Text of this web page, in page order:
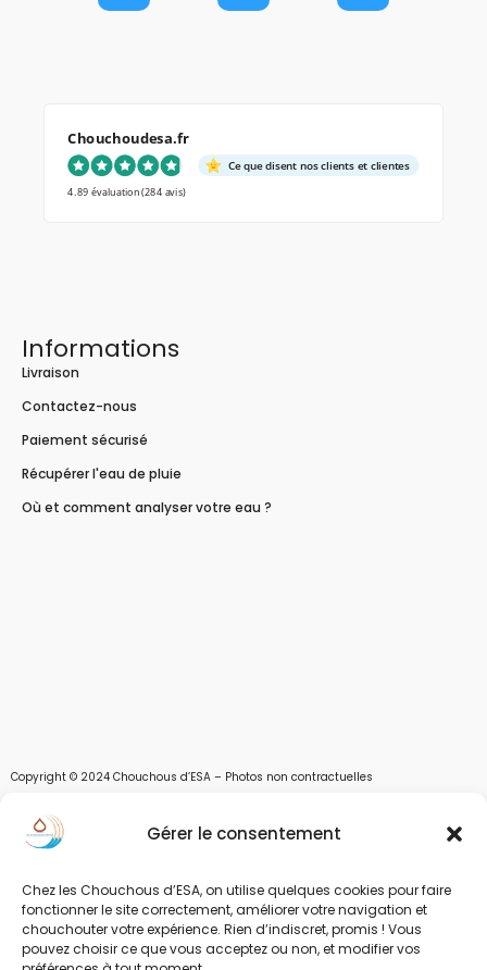
Gérer le consentement
Chez les Chouchous d’ESA, on utilise quelques cookies pour faire
fonctionner le site correctement, améliorer votre navigation et
chouchouter votre expérience. Rien d’indiscret, promis ! Vous
pouvez choisir ce que vous acceptez ou non, et modifier vos
Chouchoudesa.fr
Ce que disent nos clients et clientes
4.89 évaluation(284 avis)
Informations
Livraison
Contactez-nous
Paiement sécurisé
Récupérer l'eau de pluie
Où et comment analyser votre eau ?
Copyright © 2024 Chouchous d’ESA – Photos non contractuelles
Les chouchous d’Esa vous apportent toutes les solutions pour récupérer l’eau de
pluie, et des moyens pour stocker, filtrer, traiter et potabiliser l’eau d’un forage,
Soleil et Air nous proposons également des équipements pour décontaminer de
l’air par photocatalyse ou plasma froid et des équipements solaires.
www.chouchousdesa.fr est le site de e-commerce de la société ESA Evolutions,
une entreprise Normande au service de l’eau. L’eau est notre richesse et nous